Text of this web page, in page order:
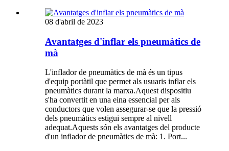
08 d'abril de 2023
Avantatges d'inflar els pneumàtics de
mà
L'inflador de pneumàtics de mà és un tipus
d'equip portàtil que permet als usuaris inflar els
pneumàtics durant la marxa.Aquest dispositiu
s'ha convertit en una eina essencial per als
conductors que volen assegurar-se que la pressió
dels pneumàtics estigui sempre al nivell
adequat.Aquests són els avantatges del producte
d'un inflador de pneumàtics de mà: 1. Port...